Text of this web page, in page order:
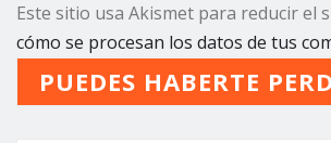
Este sitio usa Akismet para reducir el
cómo se procesan los datos de tus
PUEDES HABERTE